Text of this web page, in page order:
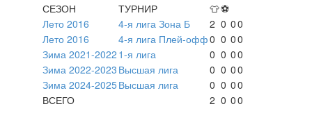
СЕЗОН
ТУРНИР 👕⚽
Лето 2016
4-я лига Зона Б 2 0 00
Лето 2016
4-я лига Плей-офф0 0 00
Зима 2021-2022 1-я лига 0 0 00
Зима 2022-2023 Высшая лига 0 0 00
Зима 2024-2025Высшая лига 0 0 00
ВСЕГО
2 0 00